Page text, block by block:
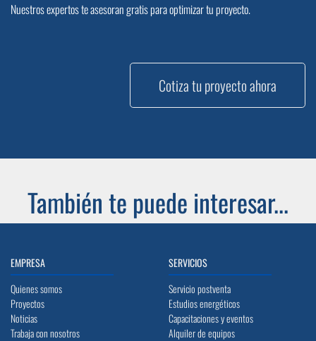
Nuestros expertos te asesoran gratis para optimizar tu proyecto.
Cotiza tu proyecto ahora
También te puede interesar...
EMPRESA
Quienes somos
Proyectos
Noticias
Trabaja con nosotros
SERVICIOS
Servicio postventa
Estudios energéticos
Capacitaciones y eventos
Alquiler de equipos